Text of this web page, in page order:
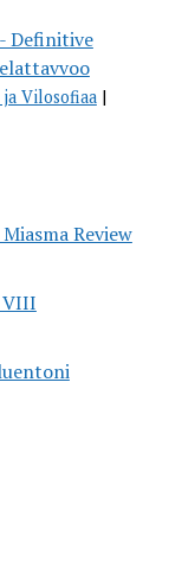
Definitive
Vilosofiaa
Review
VIII